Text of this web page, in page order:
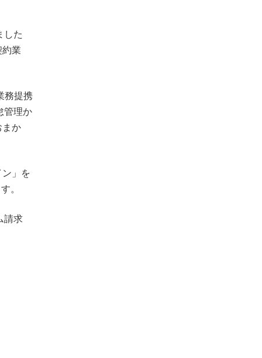
した
業
務提携
管理か
まか
」を
。
請求